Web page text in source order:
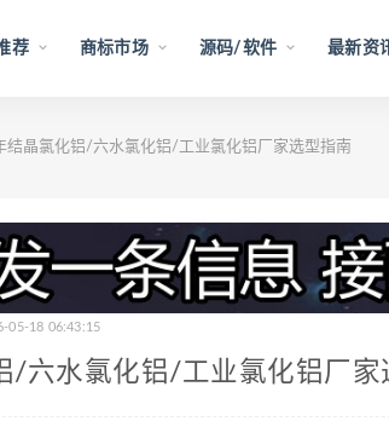
荐 商标市场 源码/软件 最新资
结晶氯化铝/六水氯化铝/工业氯化铝厂家选型指南
05-18 06:43:15
/六水氯化铝/工业氯化铝厂家